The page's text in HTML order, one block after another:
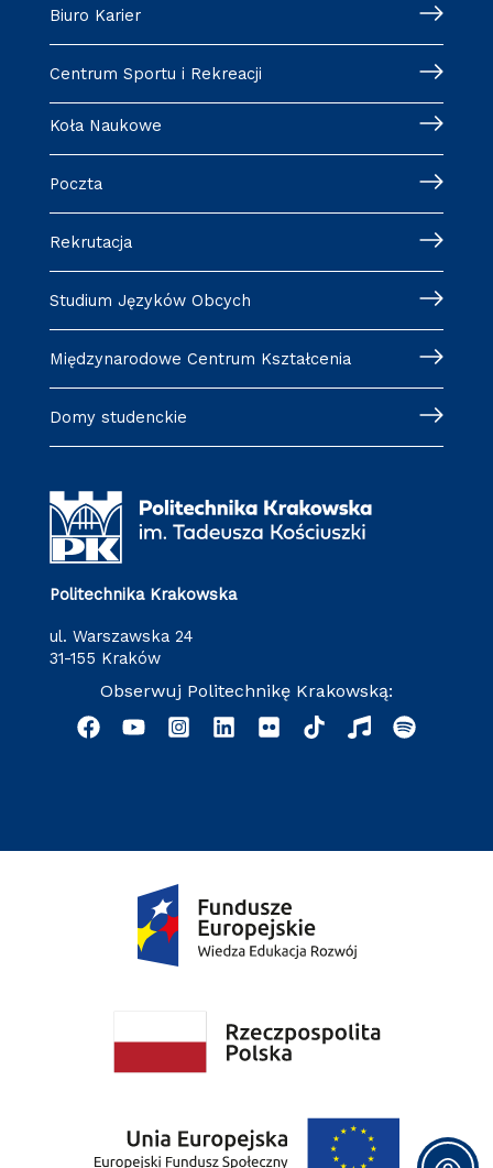
Biuro Karier
Centrum Sportu i Rekreacji
Koła Naukowe
Poczta
Rekrutacja
Studium Języków Obcych
Międzynarodowe Centrum Kształcenia
Domy studenckie
Politechnika Krakowska
ul. Warszawska 24
31-155 Kraków
Obserwuj Politechnikę Krakowską: